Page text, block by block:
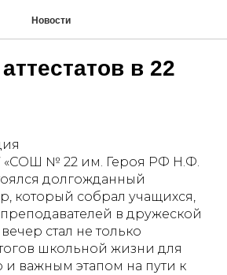
Новости
в 22
№ 22 им. Героя РФ Н.Ф.
долгожданный
который собрал учащихся,
в дружеской
стал не только
школьной жизни для
и важным этапом на пути к